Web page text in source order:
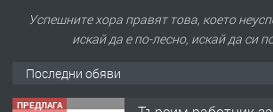
Успешните хора правят това, което
искай да е по-лесно, искай да си
Последни обяви
ПРЕДЛАГА